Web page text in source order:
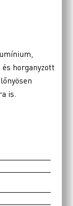
és horganyzott
is.